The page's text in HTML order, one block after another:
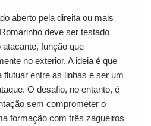
aberto pela direita ou mais
deve ser testado
função que
no exterior. A ideia é que
flutuar entre as linhas e ser um
O desafio, no entanto, é
sem comprometer o
formação com três zagueiros